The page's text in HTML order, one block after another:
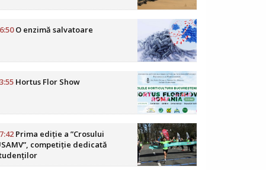
O enzimă salvatoare
Hortus Flor Show
Prima ediție a ”Crosului
competiție dedicată